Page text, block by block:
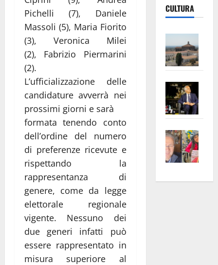
Pichelli (7), Daniele
Massoli (5), Maria Fiorito
(3), Veronica Milei
(2), Fabrizio Piermarini
(2).
L’ufficializzazione delle
candidature avverrà nei
prossimi giorni e sarà
formata tenendo conto
dell’ordine del numero
di preferenze ricevute e
rispettando la
rappresentanza di
genere, come da legge
elettorale regionale
vigente. Nessuno dei
due generi infatti può
essere rappresentato in
misura superiore al
CULTURA
euro
apre